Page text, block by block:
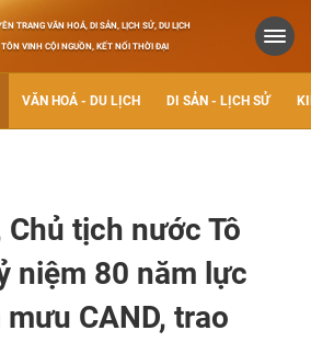
TRANG VĂN HOÁ, DI SẢN, LỊCH SỬ, DU LỊCH
TÔN VINH CỘI NGUỒN, KẾT NỐI THỜI ĐẠI
VĂN HOÁ - DU LỊCH DI SẢN - LỊCH SỬ
tịch nước Tô
niệm 80 năm lực
CAND, trao